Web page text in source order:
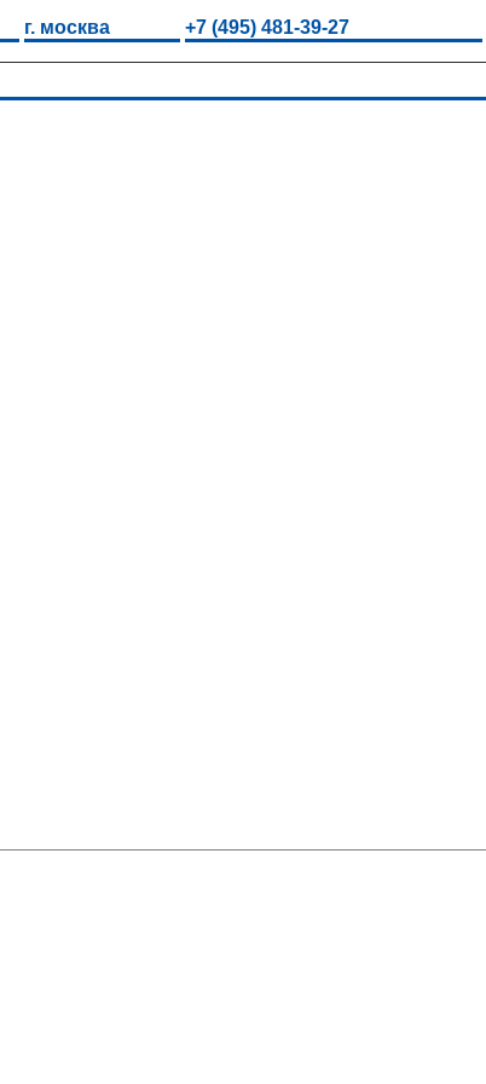
г. москва +7 (495) 481-39-27